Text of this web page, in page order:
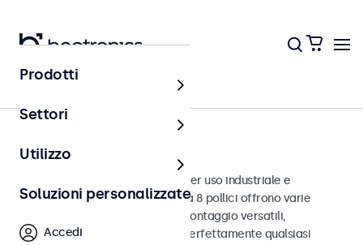
Monitor
Monitor da 8 pollici
Monitor da 8 pollici progettati per uso industriale e
commerciale. Questi monitor da 8 pollici offrono varie
connessioni video e opzioni di montaggio versatili,
consentendo loro di integrarsi perfettamente qualsiasi
Prodotti
Settori
Utilizzo
Soluzioni personalizzate
Accedi